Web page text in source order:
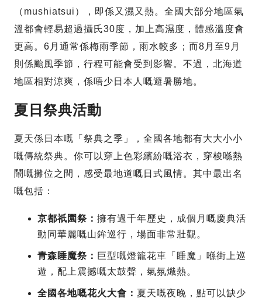
（mushiatsui），即係又濕又熱。全國大部分地區氣
溫都會輕易超過攝氏30度，加上高濕度，體感溫度會
更高。6月通常係梅雨季節，雨水較多；而8月至9月
則係颱風季節，行程可能會受到影響。不過，北海道
地區相對涼爽，係唔少日本人嘅避暑勝地。
夏日祭典活動
夏天係日本嘅「祭典之季」，全國各地都有大大小小
嘅傳統祭典。你可以穿上色彩繽紛嘅浴衣，穿梭喺熱
鬧嘅攤位之間，感受最地道嘅日式風情。其中最出名
嘅包括：
京都祇園祭： 擁有過千年歷史，成個月嘅慶典活
動同華麗嘅山鉾巡行，場面非常壯觀。
青森睡魔祭： 巨型嘅燈籠花車「睡魔」喺街上巡
遊，配上震撼嘅太鼓聲，氣氛熾熱。
全國各地嘅花火大會： 夏天嘅夜晚，點可以缺少